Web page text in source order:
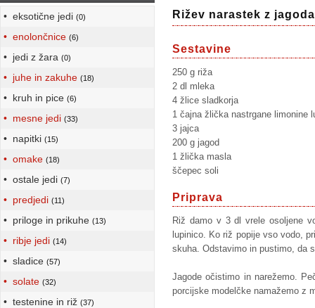
• eksotične jedi (0)
• enolončnice (6)
• jedi z žara (0)
• juhe in zakuhe (18)
• kruh in pice (6)
• mesne jedi (33)
• napitki (15)
• omake (18)
• ostale jedi (7)
• predjedi (11)
• priloge in prikuhe (13)
• ribje jedi (14)
• sladice (57)
• solate (32)
• testenine in riž (37)
Rižev narastek z
Sestavine
250 g riža
2 dl mleka
4 žlice sladkorja
1 čajna žlička nastrgane limonine
3 jajca
200 g jagod
1 žlička masla
ščepec soli
Priprava
Riž damo v 3 dl vrele osoljene
lupinico. Ko riž popije vso vodo,
skuha. Odstavimo in pustimo, da
Jagode očistimo in narežemo.
porcijske modelčke namažemo z